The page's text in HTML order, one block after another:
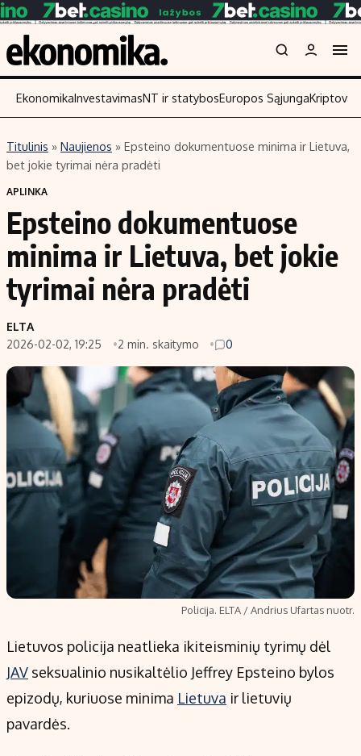
Turinys
Naujienos
Aplinka
Verslas
Energetika
Ekonomika
NT ir statybos
Įmonės
Žemės ūkis
Technologijos
Laisvalaikis
Populiarios temos
Investavimas
Akcijų rinka
Saulės elektrinės
Kriptovaliutos
Titulinis
Nedarbo išmokos skaičiuoklė
Indėliai
Indėlių skaičiuoklė
Būsto finansai
Įdomios naujienos
Redakcija
Redakcijos politika
Privatumo politika
Turinio žymėjimo taisyklės
Kontaktai
EkonomikaInvestavimasNT ir statybosEuropos Sąjunga
Titulinis » Naujienos » Epsteino dokumentuose minima ir Lietuva,
bet jokie tyrimai nėra pradėti
APLINKA
Epsteino dokumentuose
minima ir Lietuva, bet jokie
tyrimai nėra pradėti
ELTA
2026-02-02, 19:25
2 min. skaitymo 0
Policija. ELTA / Andrius Ufartas nuotr.
Lietuvos policija neatlieka ikiteisminių tyrimų dėl
JAV seksualinio nusikaltėlio Jeffrey Epsteino bylos
epizodų, kuriuose minima Lietuva ir lietuvių
pavardės.